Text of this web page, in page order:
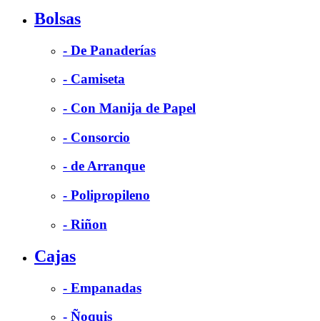
Bolsas
- De Panaderías
- Camiseta
- Con Manija de Papel
- Consorcio
- de Arranque
- Polipropileno
- Riñon
Cajas
- Empanadas
- Ñoquis